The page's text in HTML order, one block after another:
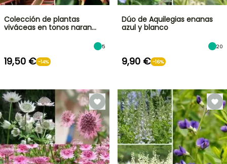
Colección de plantas
viváceas en tonos naran…
5
19,50 € -14%
Dúo de Aquilegias enanas
azul y blanco
20
9,90 € -16%